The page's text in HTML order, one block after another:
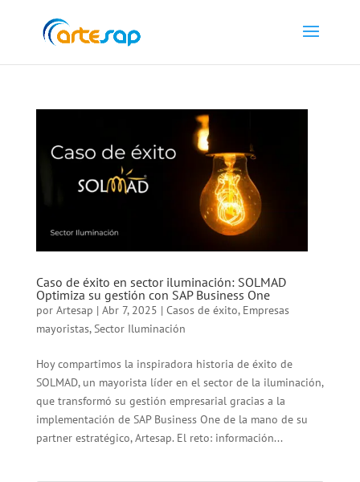
Caso de éxito en sector iluminación: SOLMAD
Optimiza su gestión con SAP Business One
por Artesap | Abr 7, 2025 | Casos de éxito, Empresas
mayoristas,Sector Iluminación
Hoy compartimos la inspiradora historia de éxito de
SOLMAD, un mayorista líder en el sector de la iluminación,
que transformó su gestión empresarial gracias a la
implementación de SAP Business One de la mano de su
partner estratégico, Artesap. El reto: información...